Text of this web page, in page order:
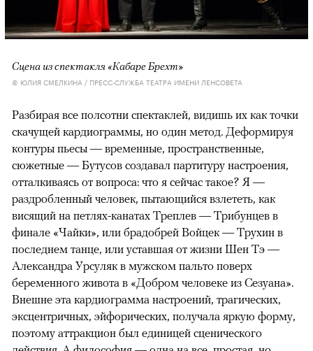
Сцена из спектакля «Кабаре Брехт»
© ЮЛИЯ СМЕЛКИНА / ПРЕСС-СЛУЖБА ТЕАТРА ИМЕНИ ЛЕНСОВЕТА
Разбирая все полсотни спектаклей, видишь их как точки
скачущей кардиограммы, но один метод. Деформируя
контуры пьесы — временные, пространственные,
сюжетные — Бутусов создавал партитуру настроения,
отталкиваясь от вопроса: что я сейчас такое? Я —
раздробленный человек, пытающийся взлететь, как
висящий на петлях-канатах Треплев — Трибунцев в
финале «Чайки», или брадобрей Войцек — Трухин в
последнем танце, или уставшая от жизни Шен Тэ —
Александра Урсуляк в мужском пальто поверх
беременного живота в «Добром человеке из Сезуана».
Внешне эта кардиограмма настроений, трагических,
эксцентричных, эйфорических, получала яркую форму,
поэтому аттракцион был единицей сценического